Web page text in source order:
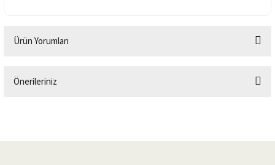
Ürün Yorumları
Önerileriniz